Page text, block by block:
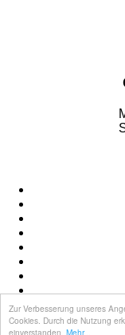
Zur Verbesserung unseres
Cookies. Durch die Nutzung
einverstanden. Mehr...